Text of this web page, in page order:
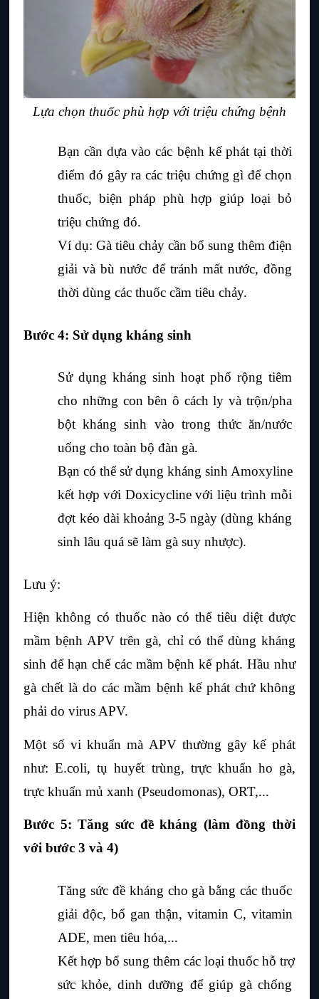
Lựa chọn thuốc phù hợp với triệu chứng bệnh
Bạn cần dựa vào các bệnh kế phát tại thời
điểm đó gây ra các triệu chứng gì để chọn
thuốc, biện pháp phù hợp giúp loại bỏ
triệu chứng đó.
Ví dụ: Gà tiêu chảy cần bổ sung thêm điện
giải và bù nước để tránh mất nước, đồng
thời dùng các thuốc cầm tiêu chảy.
Bước 4: Sử dụng kháng sinh
Sử dụng kháng sinh hoạt phổ rộng tiêm
cho những con bên ô cách ly và trộn/pha
bột kháng sinh vào trong thức ăn/nước
uống cho toàn bộ đàn gà.
Bạn có thể sử dụng kháng sinh Amoxyline
kết hợp với Doxicycline với liệu trình mỗi
đợt kéo dài khoảng 3-5 ngày (dùng kháng
sinh lâu quá sẽ làm gà suy nhược).
Lưu ý:
Hiện không có thuốc nào có thể tiêu diệt được
mầm bệnh APV trên gà, chỉ có thể dùng kháng
sinh để hạn chế các mầm bệnh kế phát. Hầu như
gà chết là do các mầm bệnh kế phát chứ không
phải do virus APV.
Một số vi khuẩn mà APV thường gây kế phát
như: E.coli, tụ huyết trùng, trực khuẩn ho gà,
trực khuẩn mủ xanh (Pseudomonas), ORT,...
Bước 5: Tăng sức đề kháng (làm đồng thời
với bước 3 và 4)
Tăng sức đề kháng cho gà bằng các thuốc
giải độc, bổ gan thận, vitamin C, vitamin
ADE, men tiêu hóa,...
Kết hợp bổ sung thêm các loại thuốc hỗ trợ
sức khỏe, dinh dưỡng để giúp gà chống